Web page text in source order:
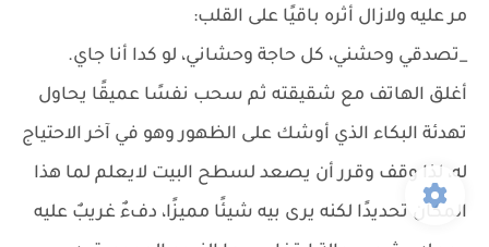
مر عليه ولازال أثره باقيًا على القلب:
_تصدقي وحشني، كل حاجة وحشاني، لو كدا أنا جاي.
أغلق الهاتف مع شقيقته ثم سحب نفسًا عميقًا يحاول
تهدئة البكاء الذي أوشك على الظهور وهو في آخر الاحتياج
له، لذا وقف وقرر أن يصعد لسطح البيت لايعلم لما هذا
المكان تحديدًا لكنه يرى بيه شيئًا مميزًا، دفءٌ غريبٌ عليه